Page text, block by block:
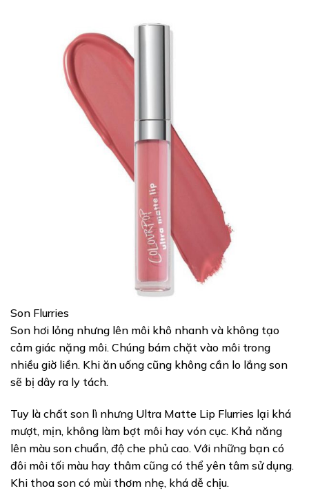
Son Flurries
Son hơi lỏng nhưng lên môi khô nhanh và không tạo
cảm giác nặng môi. Chúng bám chặt vào môi trong
nhiều giờ liền. Khi ăn uống cũng không cần lo lắng son
sẽ bị dây ra ly tách.
Tuy là chất son lì nhưng Ultra Matte Lip Flurries lại khá
mượt, mịn, không làm bợt môi hay vón cục. Khả năng
lên màu son chuẩn, độ che phủ cao. Với những bạn có
đôi môi tối màu hay thâm cũng có thể yên tâm sử dụng.
Khi thoa son có mùi thơm nhẹ, khá dễ chịu.